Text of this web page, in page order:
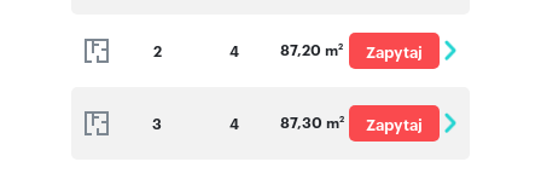
2 4 87,20 m2
Zapytaj
3 4 87,30 m2
Zapytaj